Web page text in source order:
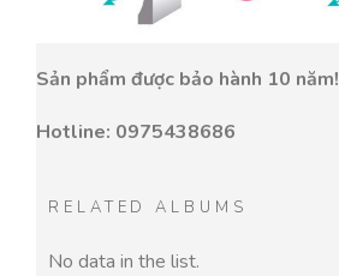
Sản phẩm được bảo hành 10 năm!
Hotline: 0975438686
RELATED ALBUMS
No data in the list.